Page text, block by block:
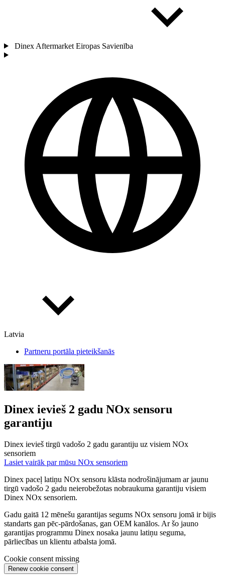
Dinex Aftermarket Eiropas Savienība
Latvia
Partneru portāla pieteikšanās
Dinex ievieš 2 gadu NOx sensoru
garantiju
Dinex ievieš tirgū vadošo 2 gadu garantiju uz visiem NOx
sensoriem
Lasiet vairāk par mūsu NOx sensoriem
Dinex paceļ latiņu NOx sensoru klāsta nodrošinājumam ar jaunu
tirgū vadošo 2 gadu neierobežotas nobraukuma garantiju visiem
Dinex NOx sensoriem.
Gadu gaitā 12 mēnešu garantijas segums NOx sensoru jomā ir bijis
standarts gan pēc-pārdošanas, gan OEM kanālos. Ar šo jauno
garantijas programmu Dinex nosaka jaunu latiņu seguma,
pārliecības un klientu atbalsta jomā.
Cookie consent missing
Renew cookie consent